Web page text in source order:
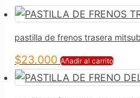
pastilla de frenos trasera
$23.000 Añadir al carrito